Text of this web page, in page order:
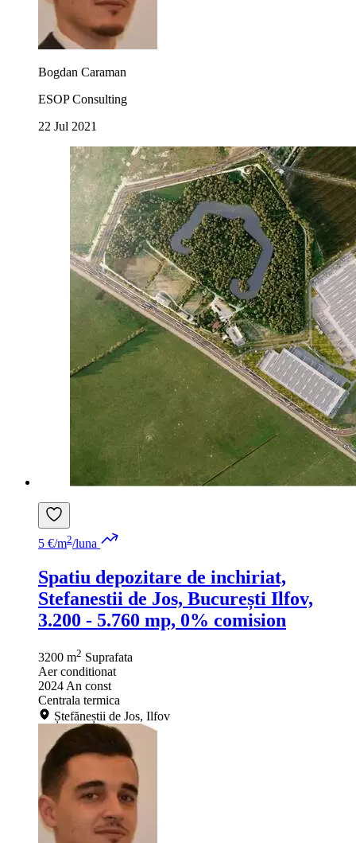
Bogdan Caraman
ESOP Consulting
22 Jul 2021
5 €/m2/luna
Spatiu depozitare de inchiriat,
Stefanestii de Jos, București Ilfov,
3.200 - 5.760 mp, 0% comision
3200 m2 Suprafata
Aer conditionat
2024 An const
Centrala termica
Ștefăneștii de Jos, Ilfov